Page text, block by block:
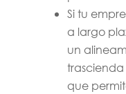
Si tu
a largo
un
trascienda
que